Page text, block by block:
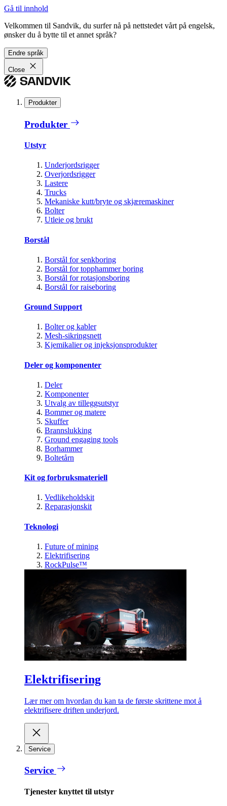
Gå til innhold
Velkommen til Sandvik, du surfer nå på nettstedet vårt på engelsk,
ønsker du å bytte til et annet språk?
Endre språk
Close
Produkter
Produkter
Utstyr
Underjordsrigger
Overjordsrigger
Lastere
Trucks
Mekaniske kutt/bryte og skjæremaskiner
Bolter
Utleie og brukt
Borstål
Borstål for senkboring
Borstål for topphammer boring
Borstål for rotasjonsboring
Borstål for raiseboring
Ground Support
Bolter og kabler
Mesh-sikringsnett
Kjemikalier og injeksjonsprodukter
Deler og komponenter
Deler
Komponenter
Utvalg av tilleggsutstyr
Bommer og matere
Skuffer
Brannslukking
Ground engaging tools
Borhammer
Boltetårn
Kit og forbruksmateriell
Vedlikeholdskit
Reparasjonskit
Teknologi
Future of mining
Elektrifisering
RockPulse™
Elektrifisering
Lær mer om hvordan du kan ta de første skrittene mot å
elektrifisere driften underjord.
Service
Service
Tjenester knyttet til utstyr